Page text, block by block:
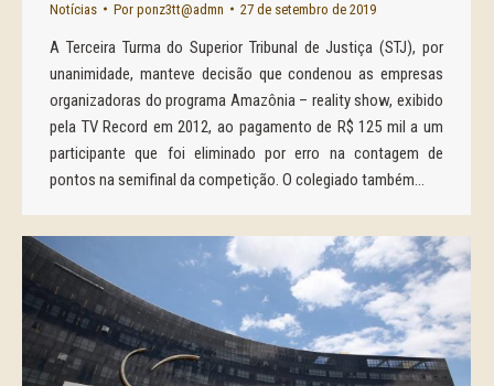
Notícias Por ponz3tt@admn 27 de setembro de 2019
A Terceira Turma do Superior Tribunal de Justiça (STJ), por
unanimidade, manteve decisão que condenou as empresas
organizadoras do programa Amazônia – reality show, exibido
pela TV Record em 2012, ao pagamento de R$ 125 mil a um
participante que foi eliminado por erro na contagem de
pontos na semifinal da competição. O colegiado também…